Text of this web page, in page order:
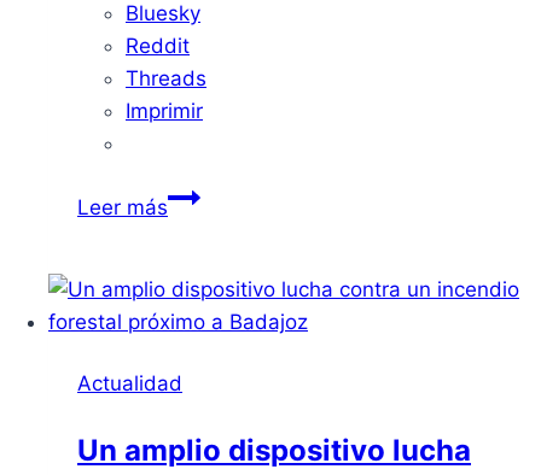
Bluesky
Reddit
Threads
Imprimir
Leer másUn
para
Badajoz:
y
en
Actualidad
Un amplio dispositivo lucha